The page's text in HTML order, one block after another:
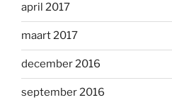
april 2017
maart 2017
december 2016
september 2016